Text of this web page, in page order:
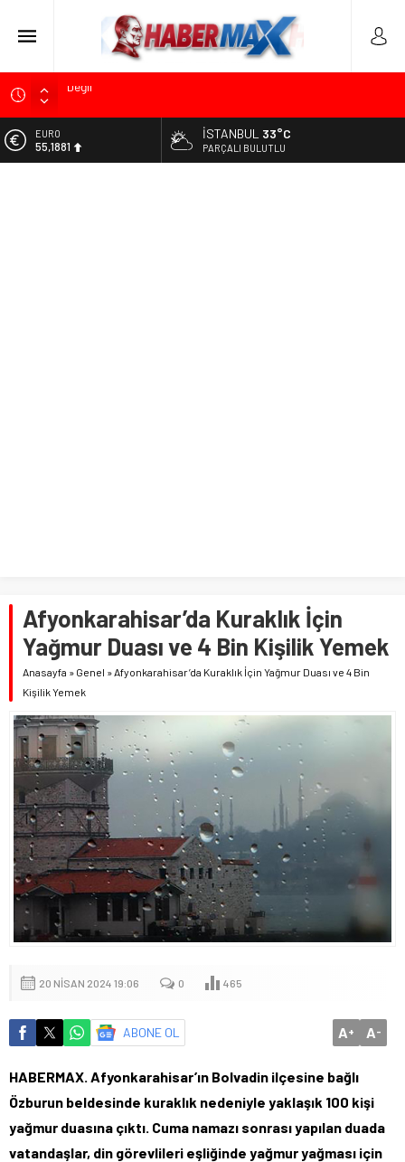
Soner Çiçekli’den Çekmeköy Meclisi’nde Eleştiri: “Enerjimizi
Edremit’te Kaymakam Ahmet Odabaş’a Duygu Dolu Veda
ALTIN
6.660,55
İSTANBUL 33°C
PARÇALI BULUTLU
Afyonkarahisar’da Kuraklık İçin
Yağmur Duası ve 4 Bin Kişilik Yemek
Anasayfa » Genel »Afyonkarahisar’da Kuraklık İçin Yağmur Duası ve 4 Bin
Kişilik Yemek
20 NISAN 2024 19:06 0 465
ABONE OL A+ A-
HABERMAX. Afyonkarahisar’ın Bolvadin ilçesine bağlı
Özburun beldesinde kuraklık nedeniyle yaklaşık 100 kişi
yağmur duasına çıktı. Cuma namazı sonrası yapılan duada
vatandaşlar, din görevlileri eşliğinde yağmur yağması için